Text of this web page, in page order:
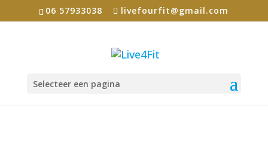
06 57933038 livefourfit@gmail.com
Selecteer een pagina